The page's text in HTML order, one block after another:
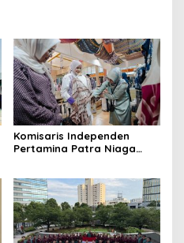
Komisaris Independen
Pertamina Patra Niaga
Sentuhan Kemanusiaan dan
Keberlanjutan